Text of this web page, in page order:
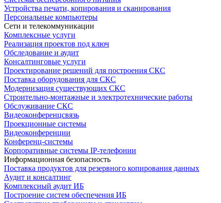
Устройства печати, копирования и сканирования
Персональные компьютеры
Сети и телекоммуникации
Комплексные услуги
Реализация проектов под ключ
Обследование и аудит
Консалтинговые услуги
Проектирование решений для построения СКС
Поставка оборудования для СКС
Модернизация существующих СКС
Строительно-монтажные и электротехнические работы
Обслуживание СКС
Видеоконференцсвязь
Проекционные системы
Видеоконференции
Конференц-системы
Корпоративные системы IP-телефонии
Информационная безопасность
Поставка продуктов для резервного копирования данных
Аудит и консалтинг
Комплексный аудит ИБ
Построение систем обеспечения ИБ